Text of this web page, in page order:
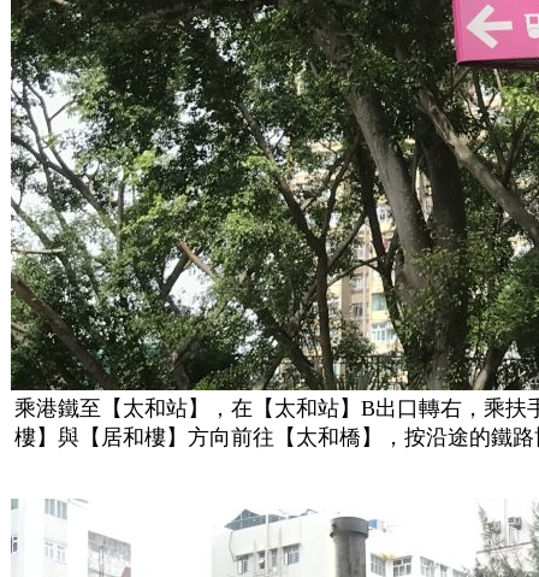
乘港鐵至【太和站】，在【太和站】B出口轉右，乘
樓】與【居和樓】方向前往【太和橋】，按沿途的鐵